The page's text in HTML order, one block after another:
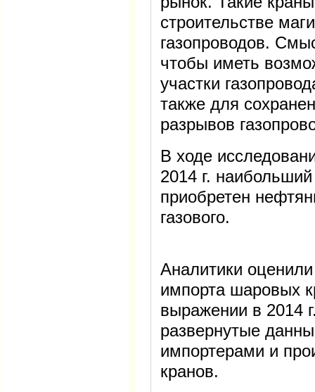
строительстве
газопроводов.
чтобы иметь
участки
также для
разрывов
В ходе
2014 г.
приобретен
газового.
Аналитики
импорта шаровых
выражении в 2014
развернутые
импортерами и
кранов.